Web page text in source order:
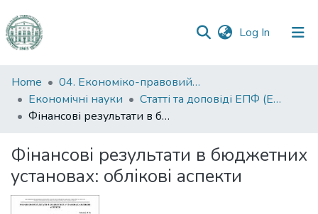
Log In (current)
Communities
&
Collections
Statistics
Home
04. Економіко-правовий факультет
Економічні науки
Статті та доповіді ЕПФ (Економічні науки)
Фінансові результати в бюджетних установах: облікові аспекти
Фінансові результати в бюджетних
установах: облікові аспекти